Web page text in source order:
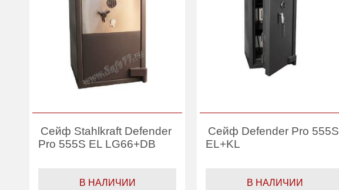
Сейф Stahlkraft Defender
Pro 555S EL LG66+DB
В НАЛИЧИИ
Сейф Defender Pro 555S
EL+KL
В НАЛИЧИИ